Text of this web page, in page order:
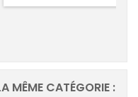
MÊME CATÉGORIE :